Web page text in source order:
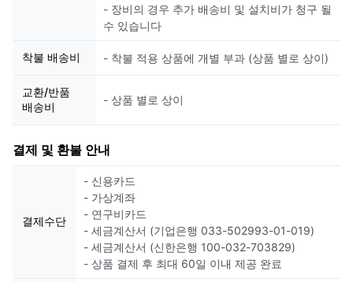
- 장비의 경우 추가 배송비 및 설치비가 청구 될
수 있습니다
착불 배송비 - 착불 적용 상품에 개별 부과 (상품 별로 상이)
교환/반품
배송비
- 상품 별로 상이
결제 및 환불 안내
결제수단
- 신용카드
- 가상계좌
- 연구비카드
- 세금계산서 (기업은행 033-502993-01-019)
- 세금계산서 (신한은행 100-032-703829)
- 상품 결제 후 최대 60일 이내 제공 완료